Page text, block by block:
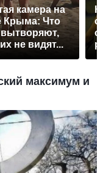
камера на
Крыма: Что
не видят...
максимум и